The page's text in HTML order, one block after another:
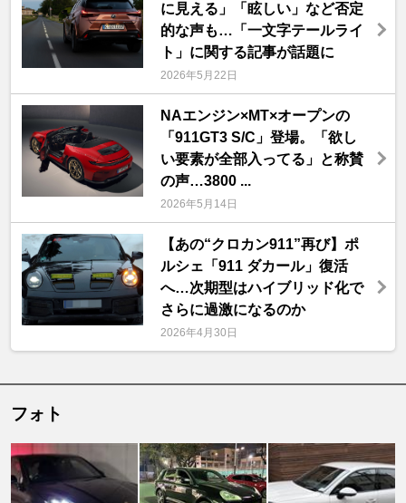
に見える」「眩しい」など否定
的な声も…「一文字テールライ
ト」に関する記事が話題に
2026年5月22日
NAエンジン×MT×オープンの
「911GT3 S/C」登場。「欲し
い要素が全部入ってる」と称賛
の声…3800 ...
2026年5月14日
【あの“クロカン911”再び】ポ
ルシェ「911 ダカール」復活
へ…次期型はハイブリッド化で
さらに過激になるのか
2026年4月30日
フォト